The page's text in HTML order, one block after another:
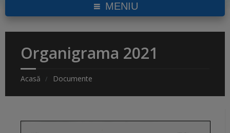
MENIU
Organigrama 2021
Acasă Documente